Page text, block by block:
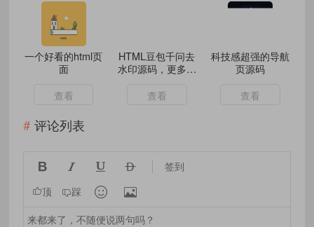
一个好看的html页
面
查看
HTML豆包千问去
水印源码，更多去
中
查看
科技感超强的导航
页源码
查看
评论列表
    签到
顶 踩  